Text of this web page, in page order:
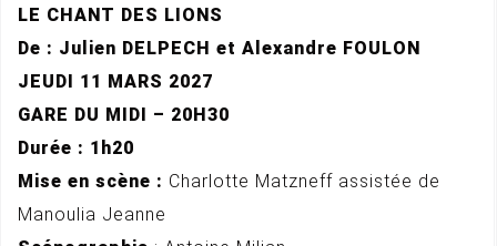
LE CHANT DES LIONS
De : Julien DELPECH et Alexandre FOULON
JEUDI 11 MARS 2027
GARE DU MIDI – 20H30
Durée : 1h20
Mise en scène : Charlotte Matzneff assistée de
Manoulia Jeanne